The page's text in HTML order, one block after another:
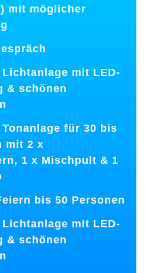
mit möglicher
mit LED-
& schönen
für 30 bis
mit 2 x
1 x Mischpult & 1
bis 50 Personen
mit LED-
& schönen